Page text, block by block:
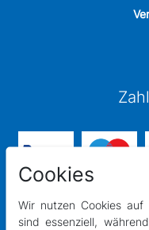
Cookies
Wir nutzen Cookies auf
sind essenziell,